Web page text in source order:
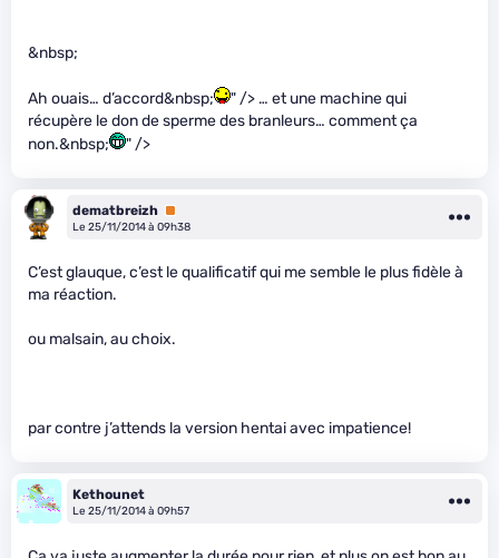
&nbsp;
Ah ouais… d’accord&nbsp;
" /> … et une machine qui
récupère le don de sperme des branleurs… comment ça
non.&nbsp;
" />
dematbreizh Premium
Le 25/11/2014 à 09h38
C’est glauque, c’est le qualificatif qui me semble le plus fidèle à
ma réaction.
ou malsain, au choix.
par contre j’attends la version hentai avec impatience!
Kethounet
Le 25/11/2014 à 09h57